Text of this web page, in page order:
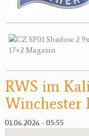
Optik
Bogensport
Zubehör
Jagdreviere
Bücher, Videos
Antikes
RWS im
Winchester
01.06.2026 - 05:55